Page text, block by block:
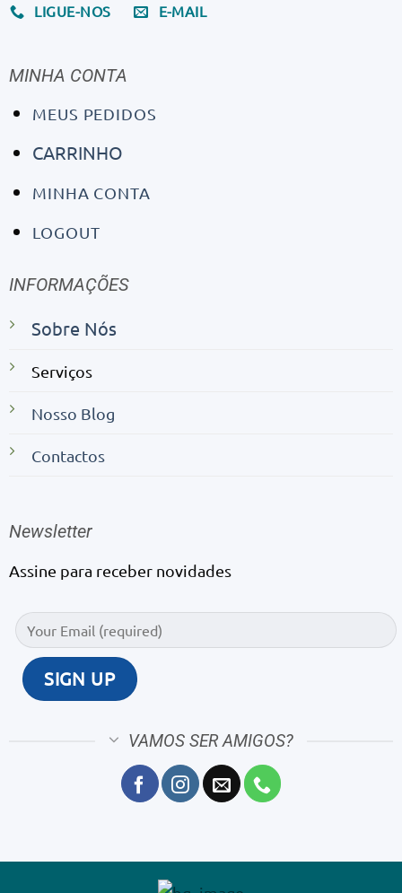
LIGUE-NOS E-MAIL
MINHA CONTA
MEUS PEDIDOS
CARRINHO
MINHA CONTA
LOGOUT
INFORMAÇÕES
Sobre Nós
Serviços
Nosso Blog
Contactos
Newsletter
Assine para receber novidades
VAMOS SER AMIGOS?